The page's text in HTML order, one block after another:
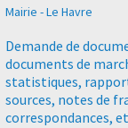
Mairie - Le Havre
Demande de
documents de
statistiques,
sources, notes de
correspondances,